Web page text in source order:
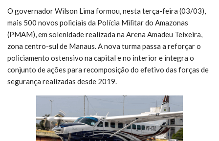
O governador Wilson Lima formou, nesta terça-feira (03/03),
mais 500 novos policiais da Polícia Militar do Amazonas
(PMAM), em solenidade realizada na Arena Amadeu Teixeira,
zona centro-sul de Manaus. A nova turma passa a reforçar o
policiamento ostensivo na capital e no interior e integra o
conjunto de ações para recomposição do efetivo das forças de
segurança realizadas desde 2019.